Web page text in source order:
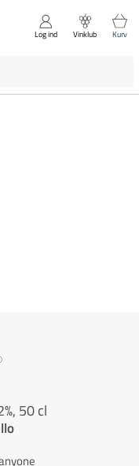
Luk
Log ind Vinklub Kurv
50 cl